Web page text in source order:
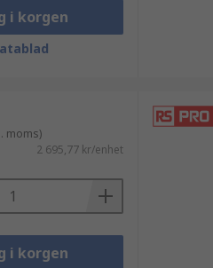
i korgen
moms)
2 695,77 kr/enhet
i korgen